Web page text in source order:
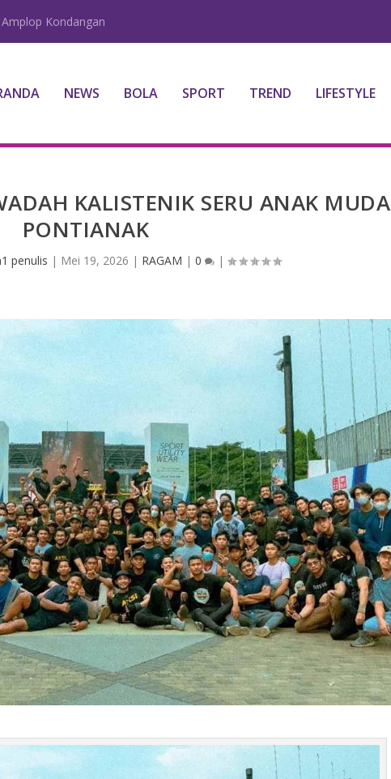
Kondangan
NEWS BOLA SPORT TREND LIFESTYLE
KALISTENIK SERU ANAK MUDA
PONTIANAK
penulis | Mei 19, 2026 | RAGAM |0 |